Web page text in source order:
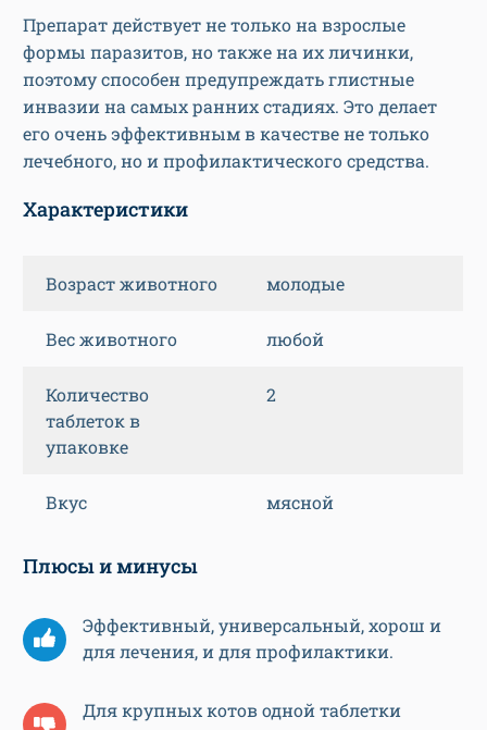
Препарат действует не только на взрослые
формы паразитов, но также на их личинки,
поэтому способен предупреждать глистные
инвазии на самых ранних стадиях. Это делает
его очень эффективным в качестве не только
лечебного, но и профилактического средства.
Характеристики
Возраст животного молодые
Вес животного любой
Количество
таблеток в
упаковке
2
Вкус мясной
Плюсы и минусы
Эффективный, универсальный, хорош и
для лечения, и для профилактики.
Для крупных котов одной таблетки